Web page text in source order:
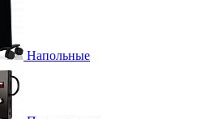
Напольные